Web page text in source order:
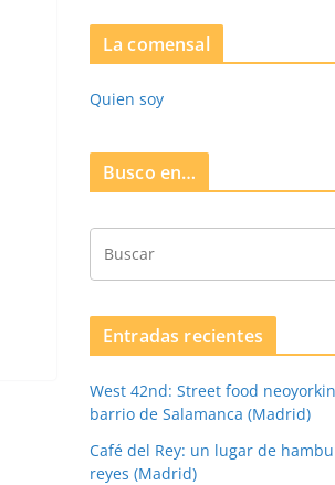
La comensal
Quien soy
Busco en…
Entradas recientes
West 42nd: Street food
barrio de Salamanca (Madrid)
Café del Rey: un lugar de
reyes (Madrid)